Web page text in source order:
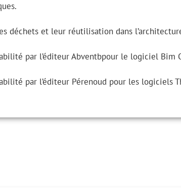
déchets et leur réutilisation dans
par l’éditeur Abventbpour le logiciel Bim
par l’éditeur Pérenoud pour les logiciels